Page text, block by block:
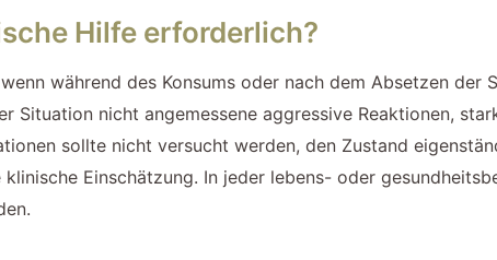
Hilfe erforderlich?
während des Konsums oder nach dem Absetzen der
Situation nicht angemessene aggressive Reaktionen,
sollte nicht versucht werden, den Zustand
Einschätzung. In jeder lebens- oder